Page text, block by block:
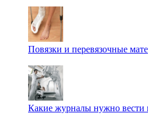
Повязки и перевязочные
Какие журналы нужно вести